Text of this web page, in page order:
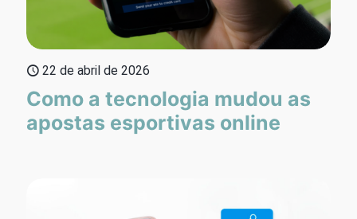
22 de abril de 2026
Como a tecnologia mudou as
apostas esportivas online